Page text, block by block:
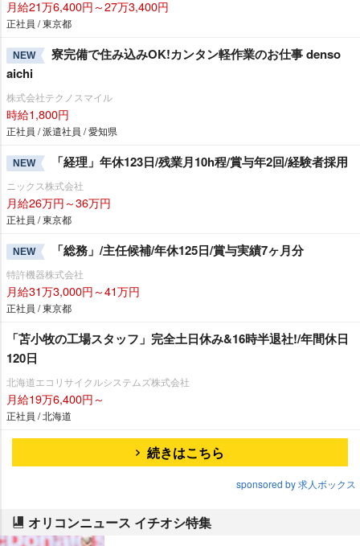
月給21万6,400円～27万3,400円
正社員 / 東京都
NEW
寮完備で住み込みOK!カンタン軽作業のお仕事 denso
aichi
株式会社テクノスマイル
時給1,800円
正社員 / 派遣社員 / 愛知県
NEW 「経理」年休123日/残業月10h程/賞与年2回/経験者採用
ニックス株式会社
月給26万円～36万円
正社員 / 東京都
NEW 「総務」/主任候補/年休125日/賞与実績7ヶ月分
特許機器株式会社
月給31万3,000円～41万円
正社員 / 東京都
「苫小牧の工場スタッフ」完全土日休み&16時半退社!/年間休日
120日
北海道エコリサイクルシステムズ株式会社
月給19万6,400円～
正社員 / 北海道
続きはこちら
sponsored by 求人ボックス
オリコンニュース イチオシ特集